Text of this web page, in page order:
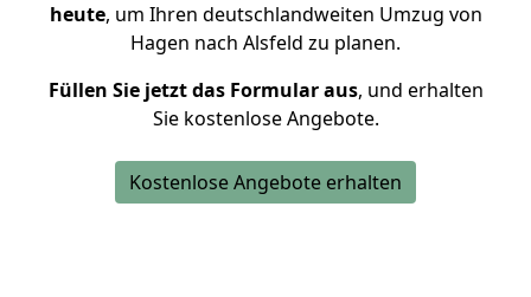
heute, um Ihren deutschlandweiten Umzug von
Hagen nach Alsfeld zu planen.
Füllen Sie jetzt das Formular aus, und erhalten
Sie kostenlose Angebote.
Kostenlose Angebote erhalten